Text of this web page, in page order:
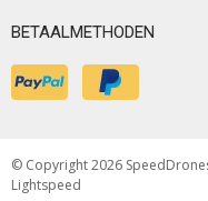
BETAALMETHODEN
© Copyright 2026
Lightspeed